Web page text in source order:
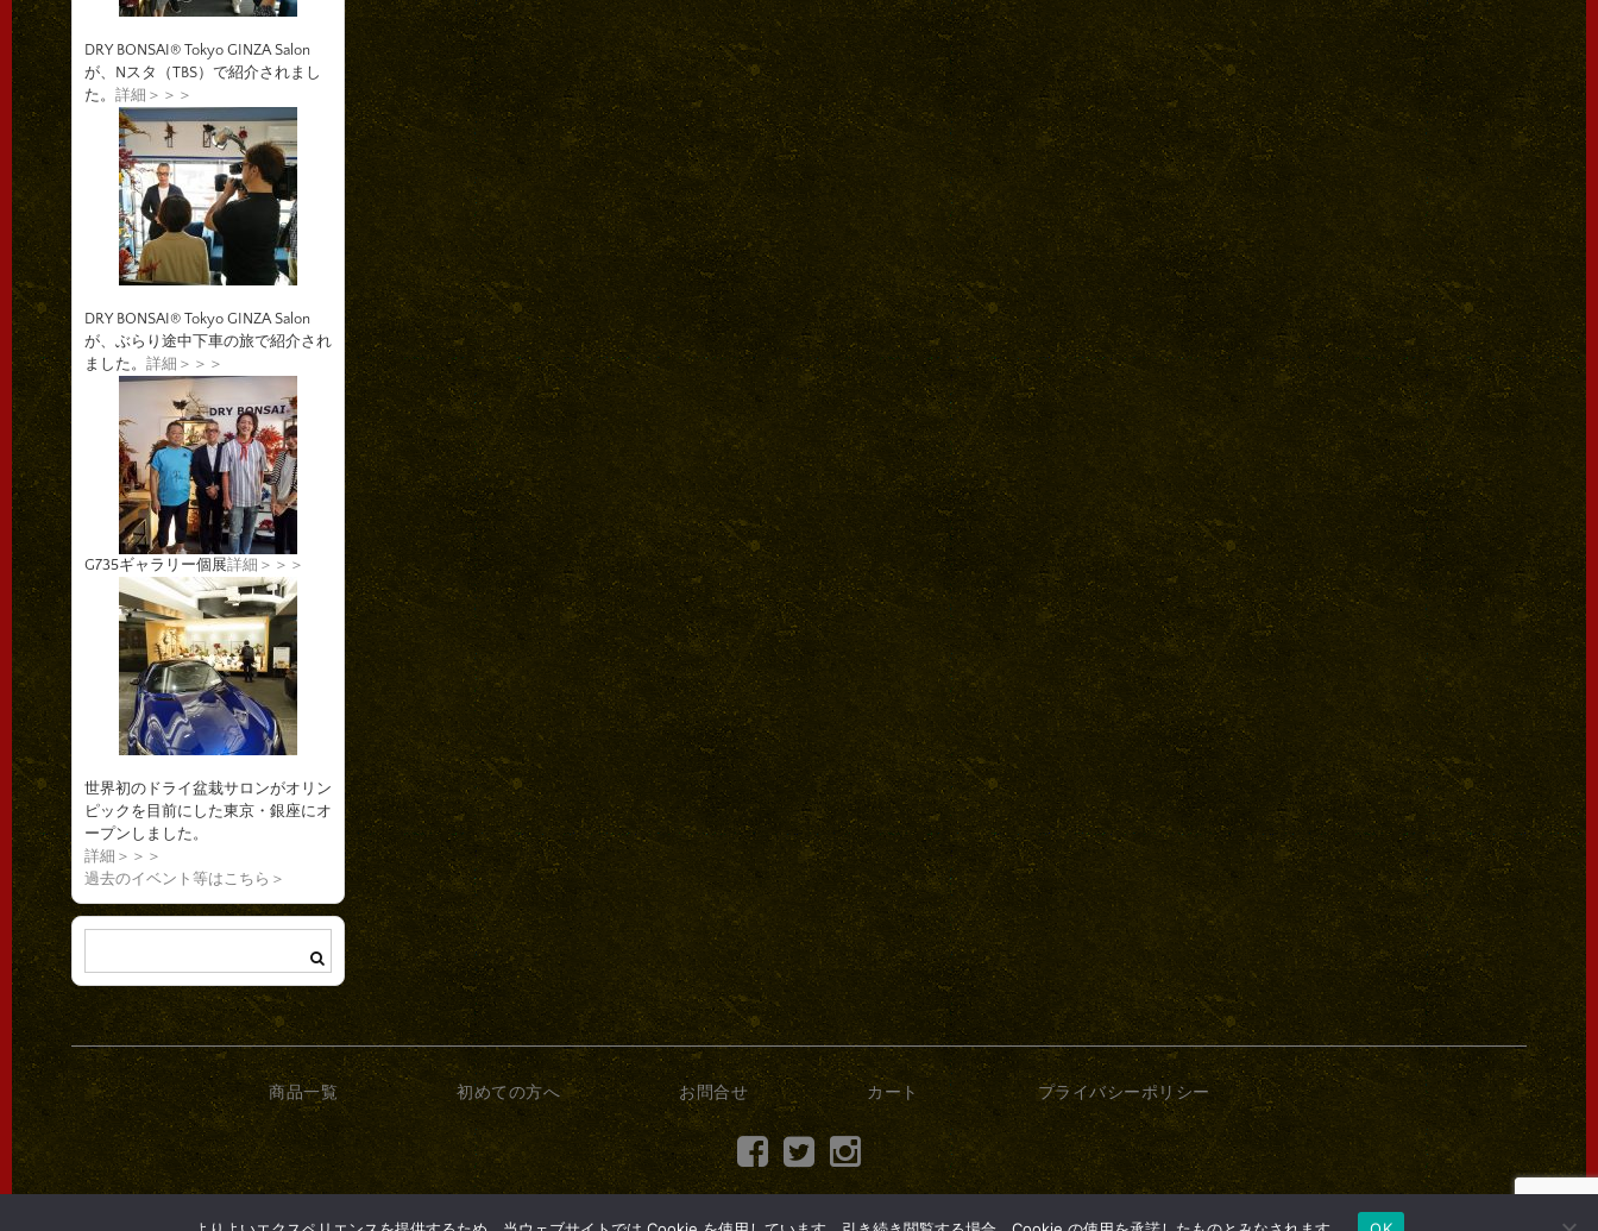
DRY BONSAI® Tokyo GINZA Salon
が、Nスタ（TBS）で紹介されまし
た。 詳細＞＞＞
DRY BONSAI® Tokyo GINZA Salon
が、ぶらり途中下車の旅で紹介され
ました。 詳細＞＞＞
G735ギャラリー個展詳細＞＞＞
世界初のドライ盆栽サロンがオリン
ピックを目前にした東京・銀座にオ
ープンしました。
詳細＞＞＞
過去のイベント等はこちら＞
商品一覧 初めての方へ お問合せ カート プライバシーポリシー